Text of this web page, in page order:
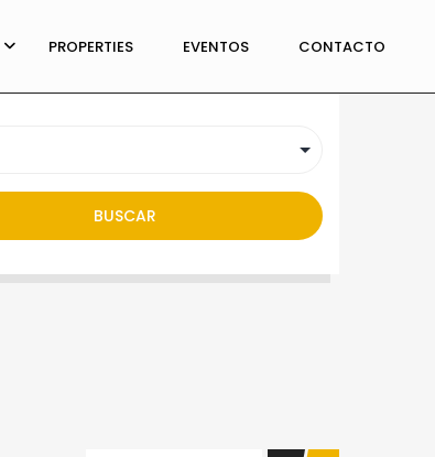
PROPERTIES EVENTOS CONTACTO
ALQUILER EN VENTA
BUSCAR